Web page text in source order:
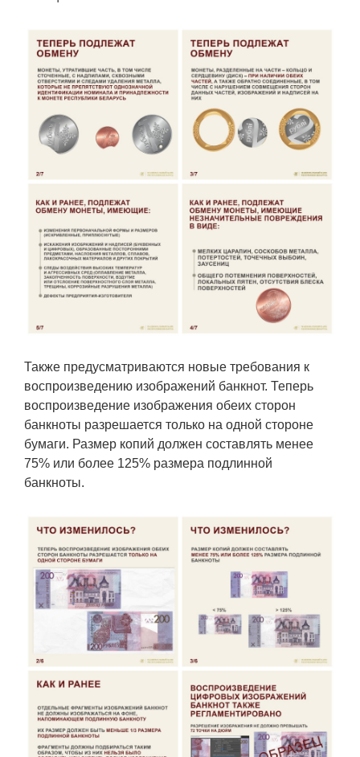
Также предусматриваются новые требования к
воспроизведению изображений банкнот. Теперь
воспроизведение изображения обеих сторон
банкноты разрешается только на одной стороне
бумаги. Размер копий должен составлять менее
75% или более 125% размера подлинной
банкноты.